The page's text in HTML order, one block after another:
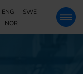
ENG
SWE
NOR